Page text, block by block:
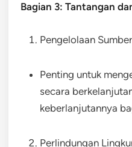
Bagian 3: Tantangan
Pengelolaan
Penting untuk
secara
keberlanjutannya
Perlindungan